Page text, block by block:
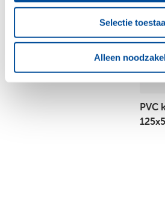
Selectie
Alleen
PVC beugel 75 mm
PVC